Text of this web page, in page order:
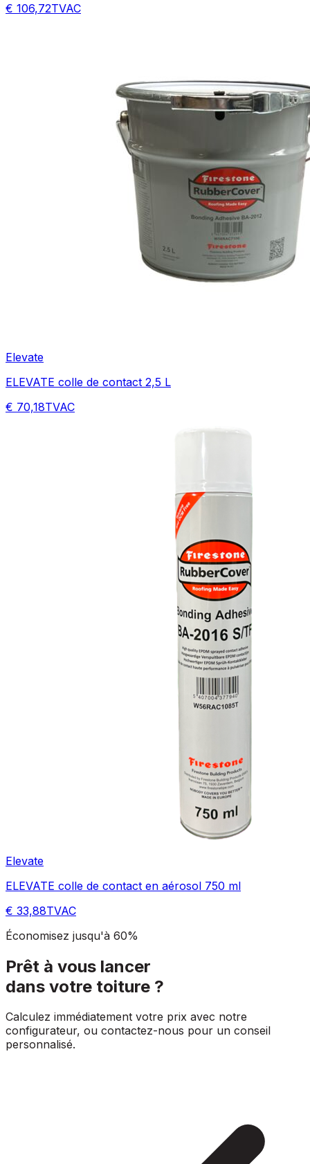
€ 106,72TVAC
Elevate
ELEVATE colle de contact 2,5 L
€ 70,18TVAC
Elevate
ELEVATE colle de contact en aérosol 750 ml
€ 33,88TVAC
Économisez jusqu'à 60%
Prêt à vous lancer
dans votre toiture ?
Calculez immédiatement votre prix avec notre
configurateur, ou contactez-nous pour un conseil
personnalisé.